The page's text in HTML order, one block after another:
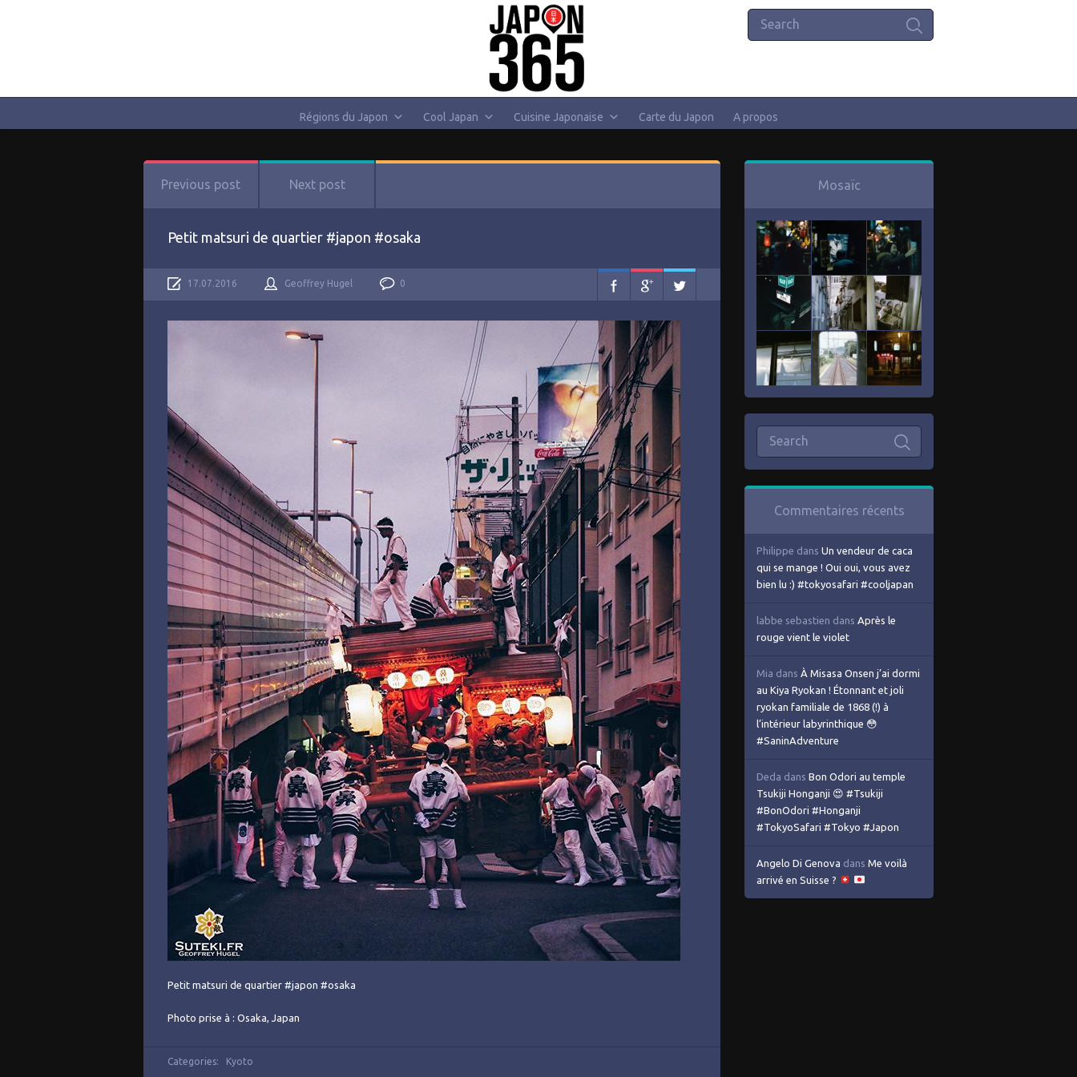
Régions du Japon Cool Japan Cuisine Japonaise Carte du Japon A propos
Previous post Next post
Petit matsuri de quartier #japon #osaka
17.07.2016 Geoffrey Hugel 0
Petit matsuri de quartier #japon #osaka
Photo prise à : Osaka, Japan
Categories: Kyoto
Mosaïc
Commentaires récents
Philippe dans Un vendeur de caca
qui se mange ! Oui oui, vous avez
bien lu :) #tokyosafari #cooljapan
labbe sebastien dans Après le
rouge vient le violet
Mia dans À Misasa Onsen j’ai dormi
au Kiya Ryokan ! Étonnant et joli
ryokan familiale de 1868 (!) à
l’intérieur labyrinthique 😳
#SaninAdventure
Deda dans Bon Odori au temple
Tsukiji Honganji 😍 #Tsukiji
#BonOdori #Honganji
#TokyoSafari #Tokyo #Japon
Angelo Di Genova dans Me voilà
arrivé en Suisse ?